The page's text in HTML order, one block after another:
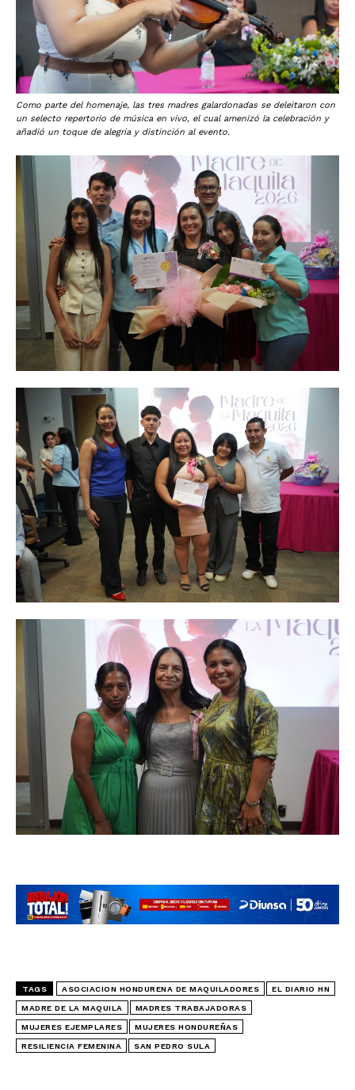
Como parte del homenaje, las tres madres galardonadas se deleitaron con
un selecto repertorio de música en vivo, el cual amenizó la celebración y
añadió un toque de alegría y distinción al evento.
TAGS ASOCIACION HONDURENA DE MAQUILADORES EL DIARIO HN
MADRE DE LA MAQUILA MADRES TRABAJADORAS
MUJERES EJEMPLARES MUJERES HONDUREÑAS
RESILIENCIA FEMENINA SAN PEDRO SULA